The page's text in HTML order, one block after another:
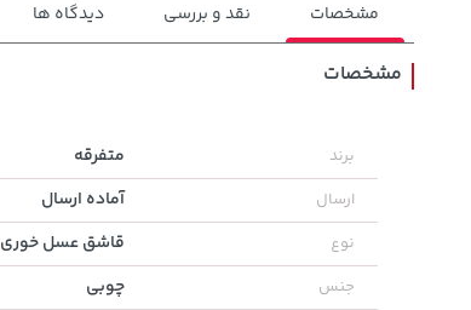
1,187,000
خرید
مشخصات نقد و بررسی دیدگاه ها
مشخصات
برند متفرقه
ارسال آماده ارسال
نوع قاشق عسل خوری
جنس چوبی